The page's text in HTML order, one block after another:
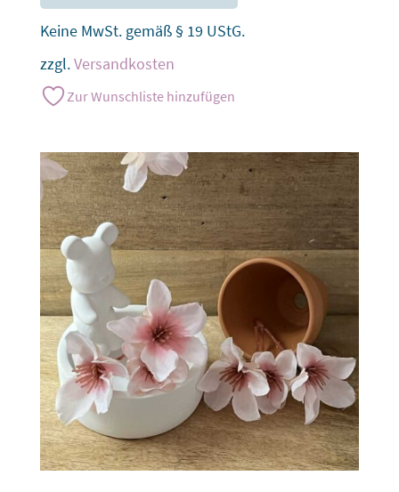
Keine MwSt. gemäß § 19 UStG.
zzgl.Versandkosten
Zur Wunschliste hinzufügen